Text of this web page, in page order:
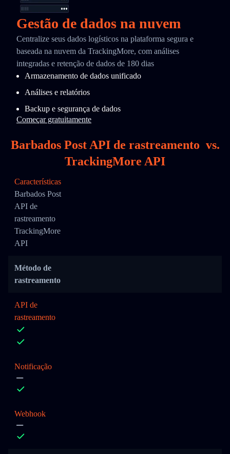
Gestão de dados na nuvem
Centralize seus dados logísticos na plataforma segura e
baseada na nuvem da TrackingMore, com análises
integradas e retenção de dados de 180 dias
Armazenamento de dados unificado
Análises e relatórios
Backup e segurança de dados
Começar gratuitamente
Barbados Post API de rastreamento vs.
TrackingMore API
Características
Barbados Post
API de
rastreamento
TrackingMore
API
Método de
rastreamento
API de
rastreamento
Notificação
Webhook